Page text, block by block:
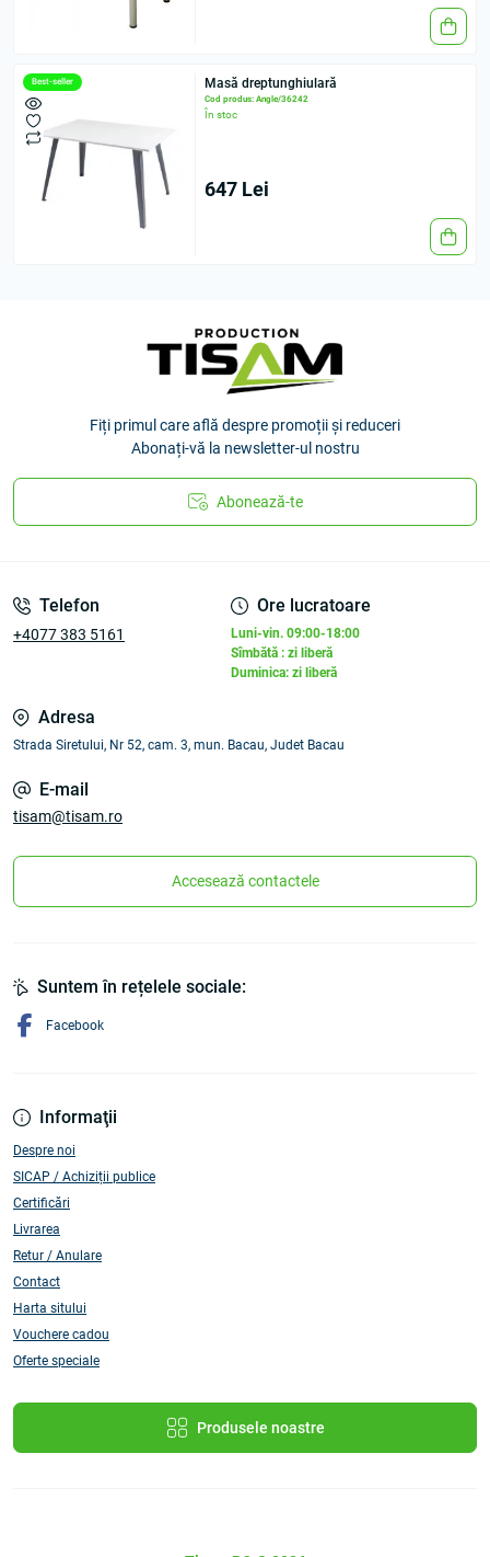
Best-seller Masă dreptunghiulară
Cod produs: Angle/36242
În stoc
647 Lei
Fiți primul care află despre promoții și reduceri
Abonați-vă la newsletter-ul nostru
Abonează-te
Telefon
+4077 383 5161
Ore lucratoare
Luni-vin. 09:00-18:00
Sîmbătă : zi liberă
Duminica: zi liberă
Adresa
Strada Siretului, Nr 52, cam. 3, mun. Bacau, Judet Bacau
E-mail
tisam@tisam.ro
Accesează contactele
Informaţii
Despre noi
SICAP / Achiziții publice
Certificări
Livrarea
Retur / Anulare
Contact
Harta sitului
Vouchere cadou
Oferte speciale
Produsele noastre
Suntem în rețelele sociale:
Facebook